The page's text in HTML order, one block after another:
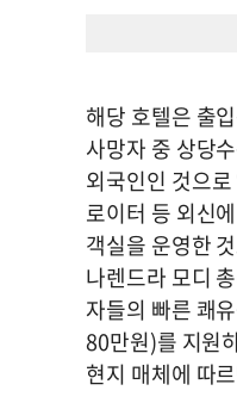
해당 호텔은 출
사망자 중 상당
외국인인 것으
로이터 등 외신
객실을 운영한
나렌드라 모디
자들의 빠른 쾌
80만원)를 지원
현지 매체에 따